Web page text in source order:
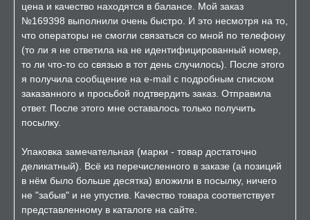
цена и качество находятся в балансе. Мой заказ
№169398 выполнили очень быстро. И это несмотря на то,
что операторы не смогли связаться со мной по телефону
(то ли я не ответила на не идентифицированный номер,
то ли что-то со связью в тот день случилось). После этого
я получила сообщение на e-mail с подробным списком
заказанного и просьбой подтвердить заказ. Отправила
ответ. После этого мне оставалось только получить
посылку.
Упаковка замечательная (марки - товар достаточно
деликатный). Всё из перечисленного в заказе (а позиций
в нём было больше десятка) вложили в посылку, ничего
не "забыв" и не упустив. Качество товара соответствует
представленному в каталоге на сайте.